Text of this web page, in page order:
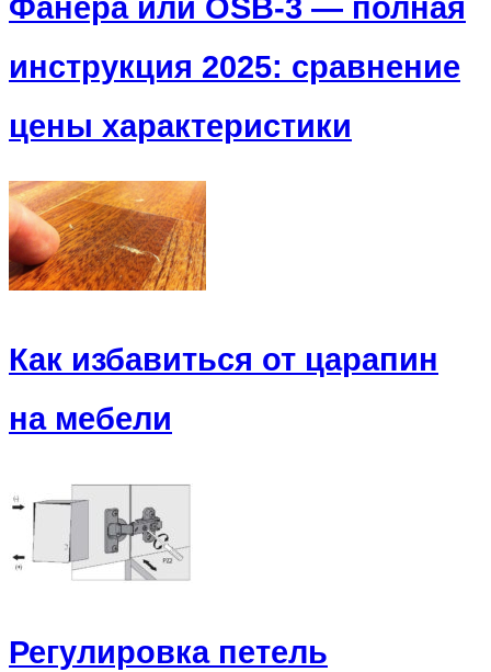
Фанера или OSB-3 — полная
инструкция 2025: сравнение
цены характеристики
Как избавиться от царапин
на мебели
Регулировка петель